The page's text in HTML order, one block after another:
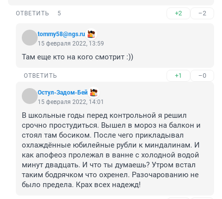
ОТВЕТИТЬ 5 +2 –2
tommy58@ngs.ru
15 февраля 2022, 13:59
Там еще кто на кого смотрит :))
ОТВЕТИТЬ +1 –0
Остул-Задом-Бей
15 февраля 2022, 14:01
В школьные годы перед контрольной я решил
срочно простудиться. Вышел в мороз на балкон и
стоял там босиком. После чего прикладывал
охлаждённые юбилейные рубли к миндалинам. И
как апофеоз пролежал в ванне с холодной водой
минут двадцать. И что ты думаешь? Утром встал
таким бодрячком что охренел. Разочарованию не
было предела. Крах всех надежд!